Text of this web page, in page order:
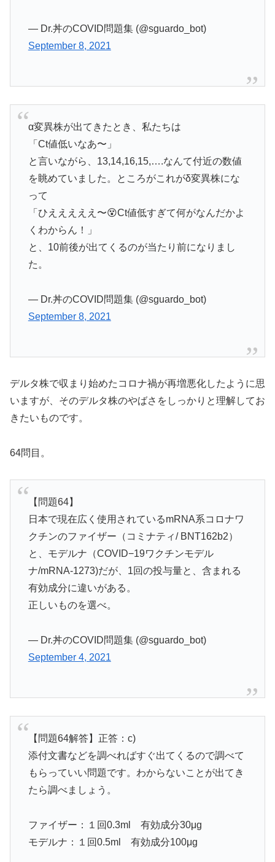
— Dr.丼のCOVID問題集 (@sguardo_bot)
September 8, 2021
α変異株が出てきたとき、私たちは
「Ct値低いなあ〜」
と言いながら、13,14,16,15,….なんて付近の数値
を眺めていました。ところがこれがδ変異株にな
って
「ひえええええ〜😵Ct値低すぎて何がなんだかよ
くわからん！」
と、10前後が出てくるのが当たり前になりまし
た。
— Dr.丼のCOVID問題集 (@sguardo_bot)
September 8, 2021
デルタ株で収まり始めたコロナ禍が再増悪化したように思
いますが、そのデルタ株のやばさをしっかりと理解してお
きたいものです。
64問目。
【問題64】
日本で現在広く使用されているmRNA系コロナワ
クチンのファイザー（コミナティ/ BNT162b2）
と、モデルナ（COVID−19ワクチンモデル
ナ/mRNA-1273)だが、1回の投与量と、含まれる
有効成分に違いがある。
正しいものを選べ。
— Dr.丼のCOVID問題集 (@sguardo_bot)
September 4, 2021
【問題64解答】正答：c)
添付文書などを調べればすぐ出てくるので調べて
もらっていい問題です。わからないことが出てき
たら調べましょう。
ファイザー：１回0.3ml 有効成分30μg
モデルナ：１回0.5ml 有効成分100μg